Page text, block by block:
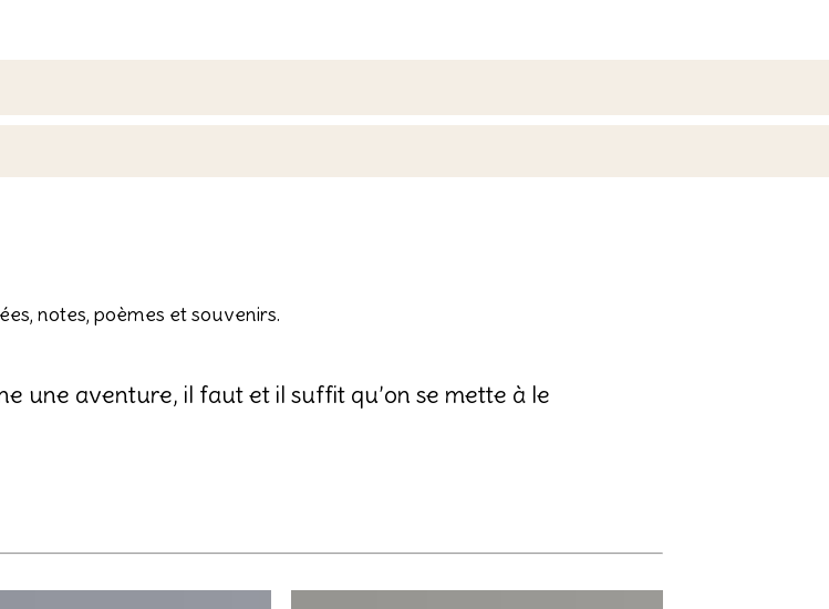
notes, poèmes et souvenirs.
une aventure, il faut et il suffit qu’on se mette à le